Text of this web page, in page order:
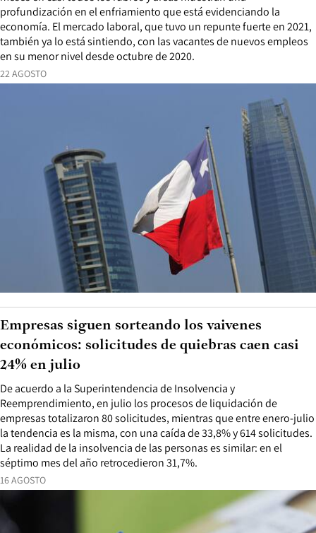
22 AGOSTO
profundización en el enfriamiento que está evidenciando la
economía. El mercado laboral, que tuvo un repunte fuerte en 2021,
también ya lo está sintiendo, con las vacantes de nuevos empleos
en su menor nivel desde octubre de 2020.
16 AGOSTO
De acuerdo a la Superintendencia de Insolvencia y
Reemprendimiento, en julio los procesos de liquidación de
empresas totalizaron 80 solicitudes, mientras que entre enero-julio
la tendencia es la misma, con una caída de 33,8% y 614 solicitudes.
La realidad de la insolvencia de las personas es similar: en el
séptimo mes del año retrocedieron 31,7%.
Empresas siguen sorteando los vaivenes
económicos: solicitudes de quiebras caen casi
24% en julio